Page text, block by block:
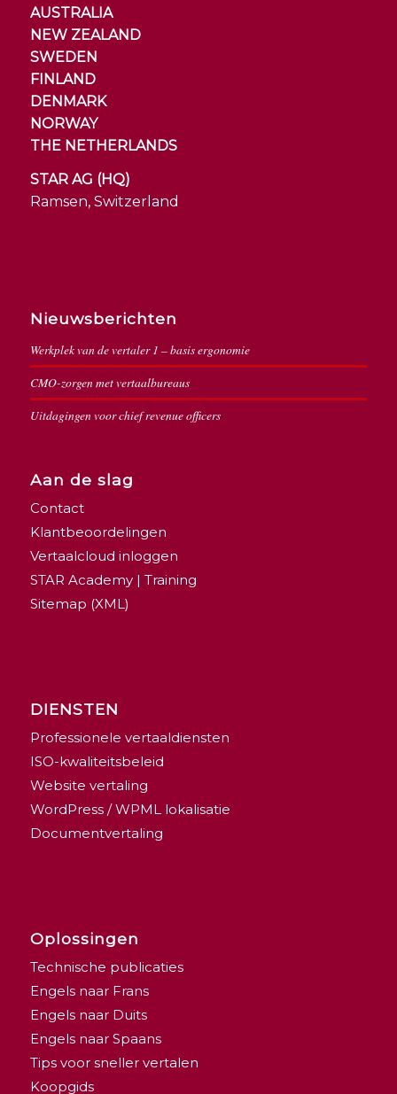
AUSTRALIA
NEW ZEALAND
SWEDEN
FINLAND
DENMARK
NORWAY
THE NETHERLANDS
STAR AG (HQ)
Ramsen, Switzerland
Nieuwsberichten
Werkplek van de vertaler 1 – basis ergonomie
CMO-zorgen met vertaalbureaus
Uitdagingen voor chief revenue officers
Aan de slag
Contact
Klantbeoordelingen
Vertaalcloud inloggen
STAR Academy | Training
Sitemap (XML)
DIENSTEN
Professionele vertaaldiensten
ISO-kwaliteitsbeleid
Website vertaling
WordPress / WPML lokalisatie
Documentvertaling
Oplossingen
Technische publicaties
Engels naar Frans
Engels naar Duits
Engels naar Spaans
Tips voor sneller vertalen
Koopgids